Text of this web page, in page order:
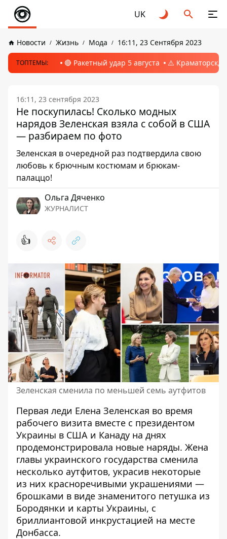
UK
Новости Жизнь Мода 16:11, 23 Сентября 2023
ТОПТЕМЫ: 🔴 Ракетный удар 5 августа ⚠️ Краматорск,
16:11, 23 сентября 2023
Не поскупилась! Сколько модных
нарядов Зеленская взяла с собой в США
— разбираем по фото
Зеленская в очередной раз подтвердила свою
любовь к брючным костюмам и брюкам-
палаццо!
Ольга Дяченко
ЖУРНАЛИСТ
👍
Зеленская сменила по меньшей семь аутфитов
Первая леди Елена Зеленская во время
рабочего визита вместе с президентом
Украины в США и Канаду на днях
продемонстрировала новые наряды. Жена
главы украинского государства сменила
несколько аутфитов, украсив некоторые
из них красноречивыми украшениями —
брошками в виде знаменитого петушка из
Бородянки и карты Украины, с
бриллиантовой инкрустацией на месте
Донбасса.